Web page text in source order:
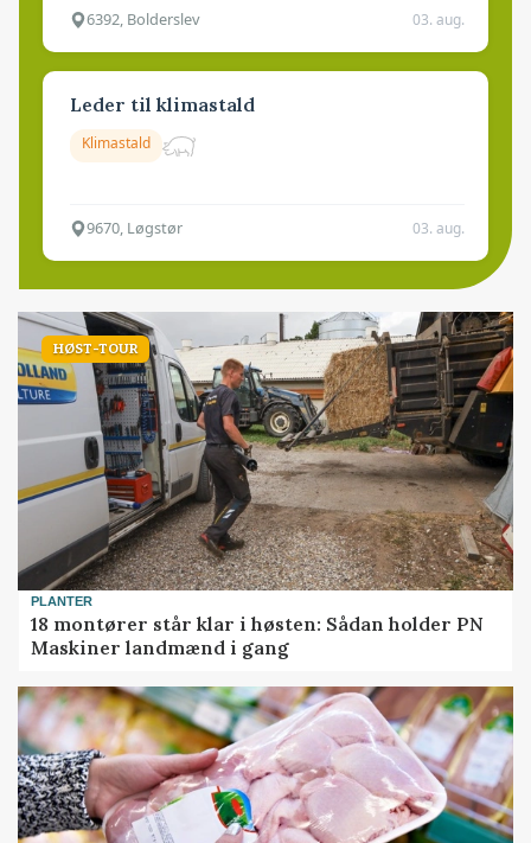
6392, Bolderslev 03. aug.
Leder til klimastald
Klimastald
9670, Løgstør 03. aug.
HØST-TOUR
PLANTER
18 montører står klar i høsten: Sådan holder PN
Maskiner landmænd i gang